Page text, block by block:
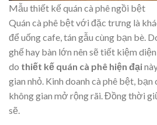
Mẫu thiết kế quán cà phê ngồi bệt
Quán cà phê bệt với đặc trưng là
để uống cafe, tán gẫu cùng bạn bè.
ghế hay bàn lớn nên sẽ tiết kiệm
do thiết kế quán cà phê hiện đại
gian nhỏ. Kinh doanh cà phê bệt,
không gian mở rộng rãi. Đồng thời
sẽ.